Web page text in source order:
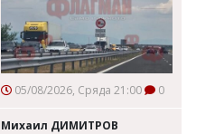
05/08/2026, Сряда 21:00 0
Михаил ДИМИТРОВ